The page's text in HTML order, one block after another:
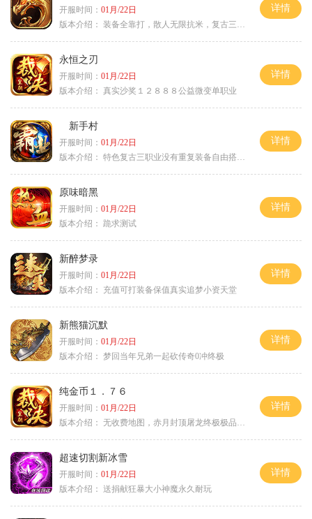
开服时间： 01月/22日
版本介绍： 装备全靠打，散人无限抗米，复古三天合区
详情
永恒之刃
开服时间： 01月/22日
版本介绍： 真实沙奖１２８８８公益微变单职业
详情
新手村
开服时间： 01月/22日
版本介绍： 特色复古三职业没有重复装备自由搭配私
详情
原味暗黑
开服时间： 01月/22日
版本介绍： 跪求测试
详情
新醉梦录
开服时间： 01月/22日
版本介绍：
充值可打装备保值真实追梦小资天堂
详情
新熊猫沉默
开服时间： 01月/22日
版本介绍： 梦回当年兄弟一起砍传奇0冲终极
详情
纯金币１．７６
开服时间： 01月/22日
版本介绍： 无收费地图，赤月封顶屠龙终极极品＋６
详情
超速切割新冰雪
开服时间： 01月/22日
版本介绍： 送捐献狂暴大小神魔永久耐玩
详情